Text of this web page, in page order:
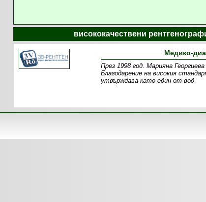
висококачествени
Медико-
През 1998 год. Марияна
Благодарение на високия
утвърждава като един от вод